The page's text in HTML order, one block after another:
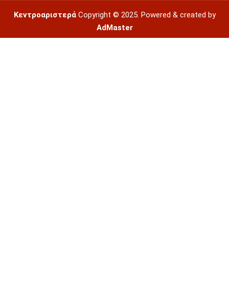
ΚεντροαριστεράCopyright © 2025. Powered & created by
AdMaster